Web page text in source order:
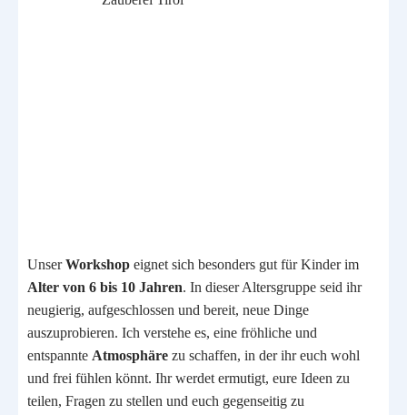
UnserWorkshop eignet sich besonders gut für Kinder im
Alter von 6 bis 10 Jahren. In dieser Altersgruppe seid ihr
neugierig, aufgeschlossen und bereit, neue Dinge
auszuprobieren. Ich verstehe es, eine fröhliche und
entspannte Atmosphäre zu schaffen, in der ihr euch wohl
und frei fühlen könnt. Ihr werdet ermutigt, eure Ideen zu
teilen, Fragen zu stellen und euch gegenseitig zu